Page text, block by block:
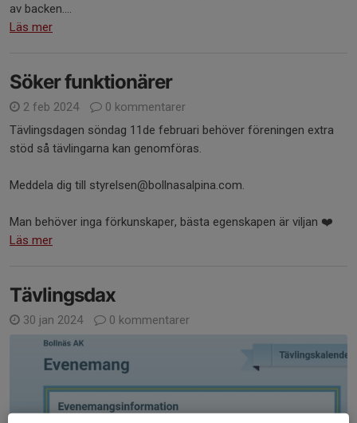
av backen....
Läs mer
Söker funktionärer
2 feb 2024
0 kommentarer
Tävlingsdagen söndag 11de februari behöver föreningen extra
stöd så tävlingarna kan genomföras.
Meddela dig till styrelsen@bollnasalpina.com.
Man behöver inga förkunskaper, bästa egenskapen är viljan ❤️
Läs mer
Tävlingsdax
30 jan 2024 0 kommentarer